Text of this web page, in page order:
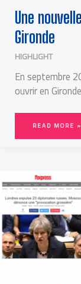
Une
Gironde
HIGHLIGHT
En septembre
ouvrir en
READ MORE »
AFFAIRE
SKRIPAL
:
LA
BATAILLE
DE
FAIT
RAGE